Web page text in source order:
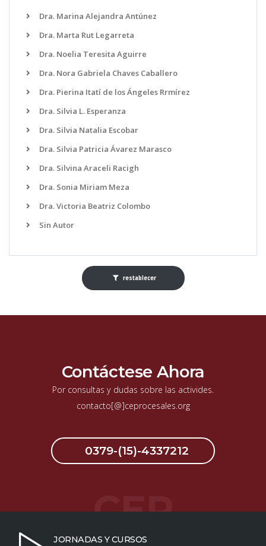
Dra. Marina Alejandra Antúnez
Dra. Marta Rut Legarreta
Dra. Noelia Teresita Aguirre
Dra. Nora Gabriela Chaves Caballero
Dra. Pierina Itatí de los Ángeles Rrmírez
Dra. Silvia L. Esperanza
Dra. Silvia Natalia Escobar
Dra. Silvia Patricia Ávarez Marasco
Dra. Silvina Araceli Racigh
Dra. Sonia Miriam Meza
Dra. Victoria Beatriz Colombo
Sin Autor
restablecer
CEP
Contáctese Ahora
Por consultas y dudas sobre las activides.
contacto[@]ceprocesales.org
0379-(15)-4337212
JORNADAS Y CURSOS